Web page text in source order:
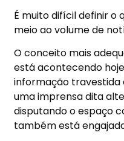
É muito difícil definir o
meio ao volume de
O conceito mais
está acontecendo
informação travestida
uma imprensa dita
disputando o espaço
também está